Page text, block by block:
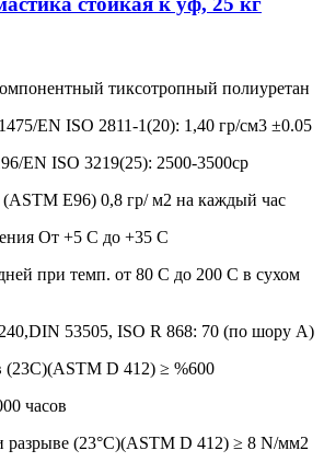
тиксотропный полиуретан
EN ISO 2811-1(20): 1,40 гр/см3 ±0.05
EN ISO 3219(25): 2500-3500cp
E96) 0,8 гр/ м2 на каждый час
От +5 C до +35 C
при темп. от 80 C до 200 C в сухом
53505, ISO R 868: 70 (по шору A)
(23C)(ASTM D 412) ≥ %600
часов
разрыве (23°C)(ASTM D 412) ≥ 8 N/мм2